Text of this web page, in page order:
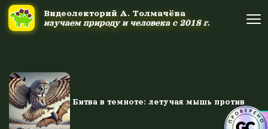
Ссылка на это место страницы: #uppage
Видеолекторий А. Толмачёва
изучаем природу и человека с 2018 г.
Научные шоу и путешествия
Видеолекторий А. Толмачёва
изучаем природу и человека с 2018 г.
Научные шоу и путешествия
Битва в темноте: летучая мышь против